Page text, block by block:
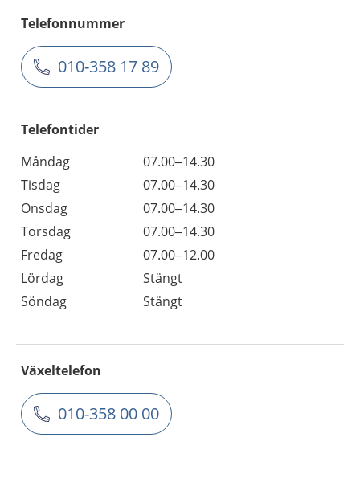
Telefonnummer
010-358 17 89
Telefontider
Måndag
07.00–14.30
Tisdag
07.00–14.30
Onsdag
07.00–14.30
Torsdag
07.00–14.30
Fredag
07.00–12.00
Lördag
Stängt
Söndag
Stängt
Växeltelefon
010-358 00 00